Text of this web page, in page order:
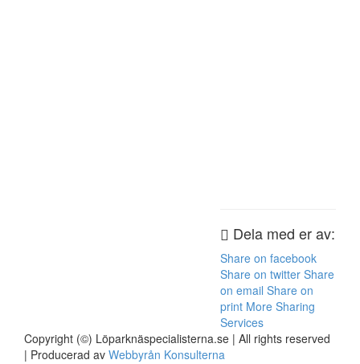
Dela med er av:
Share on facebook
Share on twitter Share
on email Share on
print More Sharing
Services
Copyright (©) Löparknäspecialisterna.se | All rights reserved
| Producerad av Webbyrån Konsulterna